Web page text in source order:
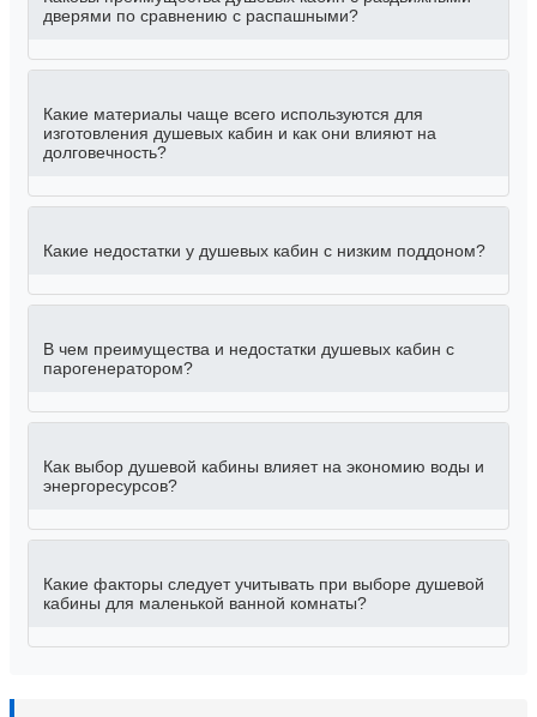
дверями по сравнению с распашными?
Какие материалы чаще всего используются для
изготовления душевых кабин и как они влияют на
долговечность?
Какие недостатки у душевых кабин с низким поддоном?
В чем преимущества и недостатки душевых кабин с
парогенератором?
Как выбор душевой кабины влияет на экономию воды и
энергоресурсов?
Какие факторы следует учитывать при выборе душевой
кабины для маленькой ванной комнаты?